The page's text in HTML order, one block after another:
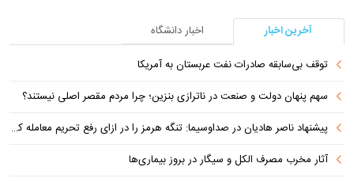
آخرین اخبار
اخبار دانشگاه
توقف بی‌سابقه صادرات نفت عربستان به آمریکا
سهم پنهان دولت و صنعت در ناترازی بنزین؛ چرا مردم مقصر اصلی نیستند؟
پیشنهاد ناصر هادیان در صداوسیما: تنگه هرمز را در ازای رفع تحریم معامله کنیم
آثار مخرب مصرف الکل و سیگار در بروز بیماری‌ها